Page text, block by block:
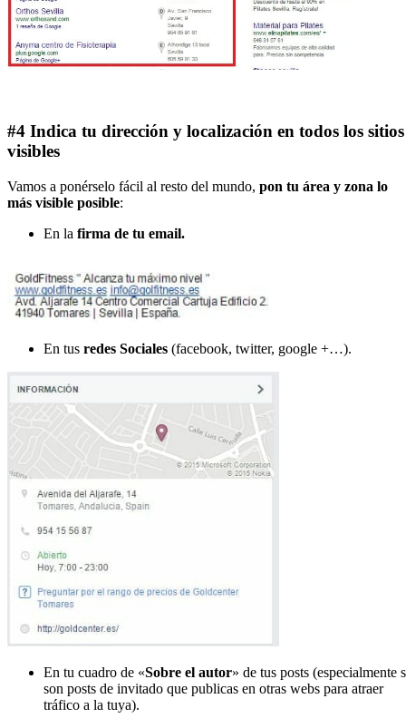
#4 Indica tu dirección y localización en todos los sitios
visibles
Vamos a ponérselo fácil al resto del mundo, pon tu área y zona lo
más visible posible:
En la firma de tu email.
En tus redes Sociales (facebook, twitter, google +…).
En tu cuadro de «Sobre el autor» de tus posts (especialmente
son posts de invitado que publicas en otras webs para atraer
tráfico a la tuya).